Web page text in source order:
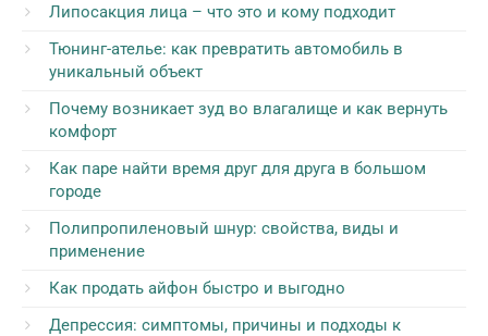
Липосакция лица – что это и кому подходит
Тюнинг-ателье: как превратить автомобиль в
уникальный объект
Почему возникает зуд во влагалище и как вернуть
комфорт
Как паре найти время друг для друга в большом
городе
Полипропиленовый шнур: свойства, виды и
применение
Как продать айфон быстро и выгодно
Депрессия: симптомы, причины и подходы к